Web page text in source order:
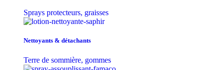
Sprays protecteurs, graisses
Nettoyants & détachants
Terre de sommière, gommes